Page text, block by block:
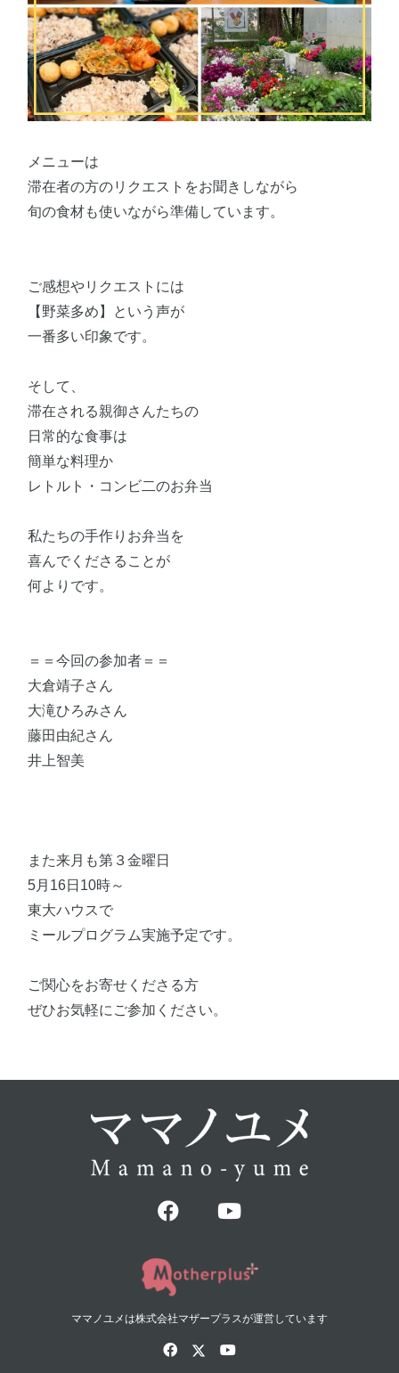
メニューは
滞在者の方のリクエストをお聞きしながら
旬の食材も使いながら準備しています。
ご感想やリクエストには
【野菜多め】という声が
一番多い印象です。
そして、
滞在される親御さんたちの
日常的な食事は
簡単な料理か
レトルト・コンビ二のお弁当
私たちの手作りお弁当を
喜んでくださることが
何よりです。
＝＝今回の参加者＝＝
大倉靖子さん
大滝ひろみさん
藤田由紀さん
井上智美
また来月も第３金曜日
5月16日10時～
東大ハウスで
ミールプログラム実施予定です。
ご関心をお寄せくださる方
ぜひお気軽にご参加ください。
ママノユメは株式会社マザープラスが運営しています